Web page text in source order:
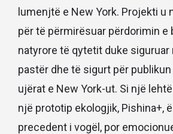
lumenjtë e New York. Projekti u
për të përmirësuar përdorimin e
natyrore të qytetit duke siguruar
pastër dhe të sigurt për
ujërat e New York-ut. Si një
një prototip ekologjik, Pishina+,
precedent i vogël, por